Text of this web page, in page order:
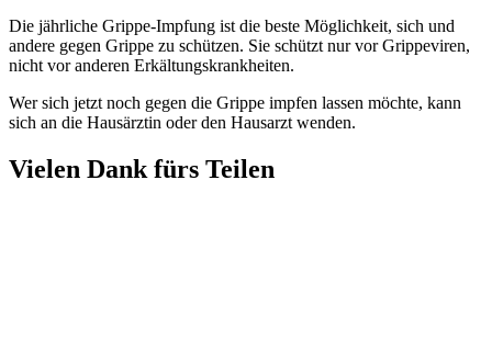
Die jährliche Grippe-Impfung ist die beste Möglichkeit, sich und
andere gegen Grippe zu schützen. Sie schützt nur vor Grippeviren,
nicht vor anderen Erkältungskrankheiten.
Wer sich jetzt noch gegen die Grippe impfen lassen möchte, kann
sich an die Hausärztin oder den Hausarzt wenden.
Vielen Dank fürs Teilen